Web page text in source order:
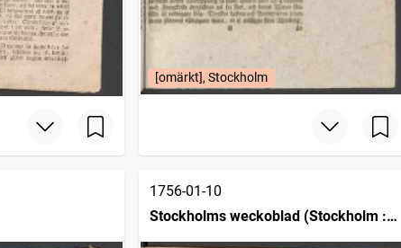
[omärkt], Stockholm
1756-01-10
Stockholms weckoblad (Stockholm :
1745)